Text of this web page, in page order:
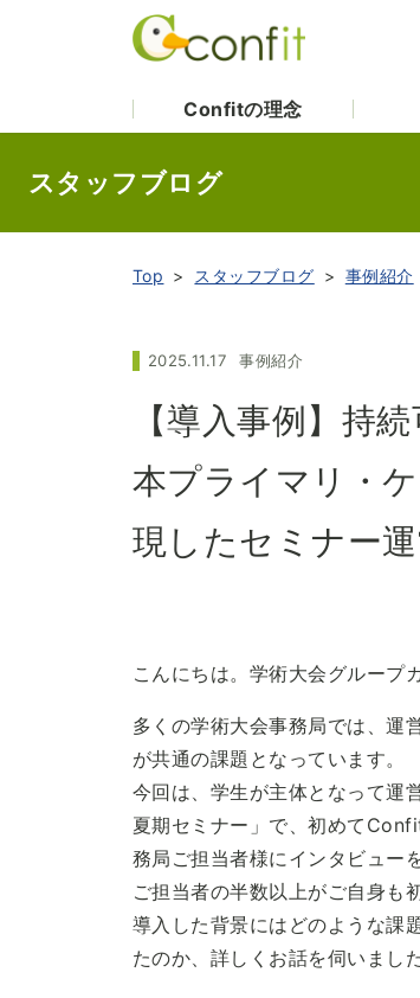
Confitの理念
スタッフブログ
Top スタッフブログ 事例紹介
2025.11.17 事例紹介
【導入事例】持
本プライマリ・
現したセミナー
こんにちは。学術大会グループ
多くの学術大会事務局では、運
が共通の課題となっています。
今回は、学生が主体となって運
夏期セミナー」で、初めて
務局ご担当者様にインタビュー
ご担当者の半数以上がご自身も
導入した背景にはどのような課
たのか、詳しくお話を伺いました